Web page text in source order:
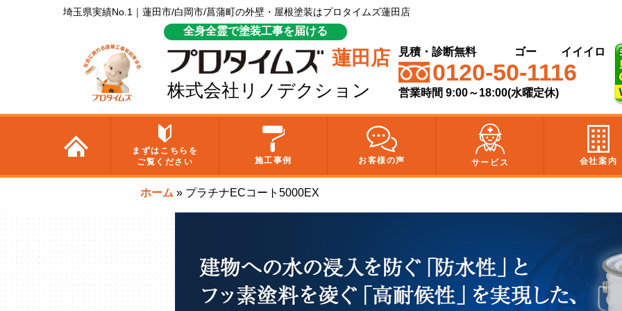
埼玉県実績No.1｜蓮田市/白岡市/菖蒲町の外壁・屋根塗装はプロタイムズ蓮田店
全身全霊で塗装工事を届ける
蓮田店
株式会社リノデクション
見積・診断無料 ゴー イイイロ
0120-50-1116
営業時間 9:00～18:00(水曜定休)
まずはこちらを
ご覧ください
施工事例 お客様の声 サービス 会社案内
ホーム » プラチナECコート5000EX